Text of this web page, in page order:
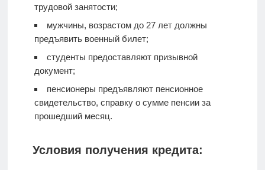
трудовой занятости;
мужчины, возрастом до 27 лет должны
предъявить военный билет;
студенты предоставляют призывной
документ;
пенсионеры предъявляют пенсионное
свидетельство, справку о сумме пенсии за
прошедший месяц.
Условия получения кредита: